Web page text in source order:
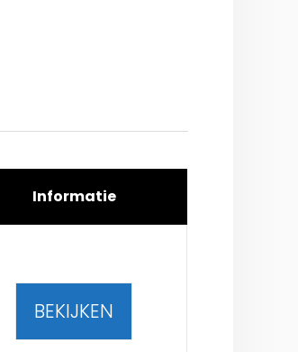
Informatie
BEKIJKEN